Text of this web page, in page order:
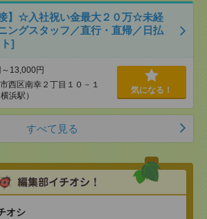
接】☆入社祝い金最大２０万☆未経
ングスタッフ／直行・直帰／日払
]
13,000円
西区南幸２丁目１０－１
浜駅）
気になる！
すべて見る
オシ